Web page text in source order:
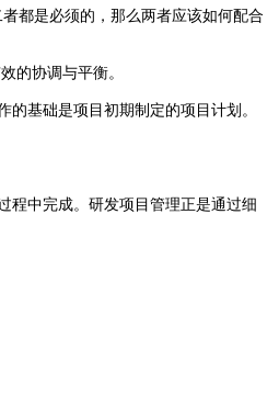
都是必须的，那么两者应该如何配合
的协调与平衡。
基础是项目初期制定的项目计划。
中完成。研发项目管理正是通过细